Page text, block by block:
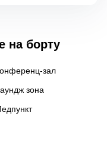
на борту
зал
зона